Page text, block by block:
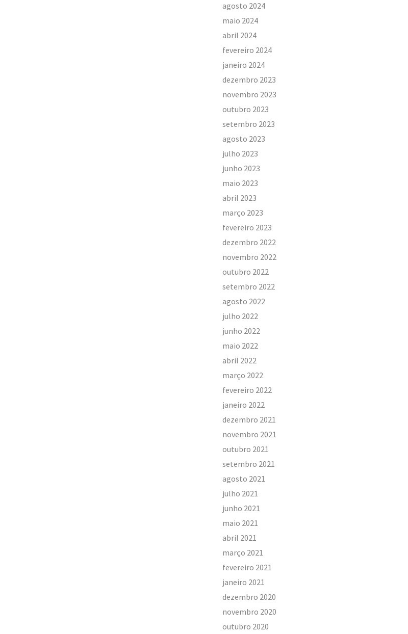
agosto 2024
maio 2024
abril 2024
fevereiro 2024
janeiro 2024
dezembro 2023
novembro 2023
outubro 2023
setembro 2023
agosto 2023
julho 2023
junho 2023
maio 2023
abril 2023
março 2023
fevereiro 2023
dezembro 2022
novembro 2022
outubro 2022
setembro 2022
agosto 2022
julho 2022
junho 2022
maio 2022
abril 2022
março 2022
fevereiro 2022
janeiro 2022
dezembro 2021
novembro 2021
outubro 2021
setembro 2021
agosto 2021
julho 2021
junho 2021
maio 2021
abril 2021
março 2021
fevereiro 2021
janeiro 2021
dezembro 2020
novembro 2020
outubro 2020